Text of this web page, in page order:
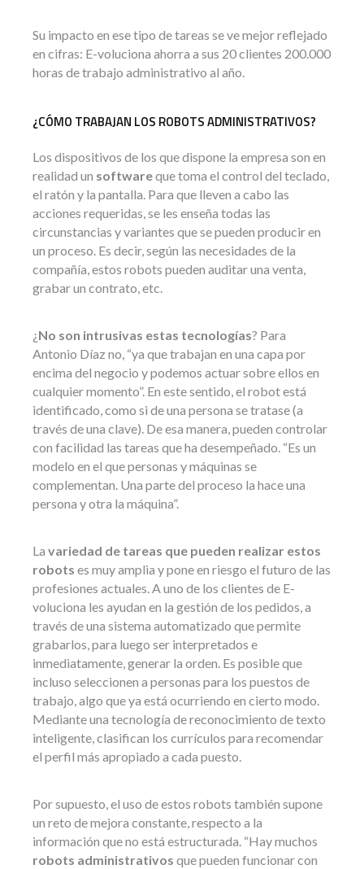
Su impacto en ese tipo de tareas se ve mejor reflejado
en cifras: E-voluciona ahorra a sus 20 clientes 200.000
horas de trabajo administrativo al año.
¿CÓMO TRABAJAN LOS ROBOTS ADMINISTRATIVOS?
Los dispositivos de los que dispone la empresa son en
realidad un softwareque toma el control del teclado,
el ratón y la pantalla. Para que lleven a cabo las
acciones requeridas, se les enseña todas las
circunstancias y variantes que se pueden producir en
un proceso. Es decir, según las necesidades de la
compañía, estos robots pueden auditar una venta,
grabar un contrato, etc.
¿No son intrusivas estas tecnologías? Para
Antonio Díaz no, “ya que trabajan en una capa por
encima del negocio y podemos actuar sobre ellos en
cualquier momento”. En este sentido, el robot está
identificado, como si de una persona se tratase (a
través de una clave). De esa manera, pueden controlar
con facilidad las tareas que ha desempeñado. “Es un
modelo en el que personas y máquinas se
complementan. Una parte del proceso la hace una
persona y otra la máquina”.
La variedad de tareas que pueden realizar estos
robots es muy amplia y pone en riesgo el futuro de las
profesiones actuales. A uno de los clientes de E-
voluciona les ayudan en la gestión de los pedidos, a
través de una sistema automatizado que permite
grabarlos, para luego ser interpretados e
inmediatamente, generar la orden. Es posible que
incluso seleccionen a personas para los puestos de
trabajo, algo que ya está ocurriendo en cierto modo.
Mediante una tecnología de reconocimiento de texto
inteligente, clasifican los currículos para recomendar
el perfil más apropiado a cada puesto.
Por supuesto, el uso de estos robots también supone
un reto de mejora constante, respecto a la
información que no está estructurada. “Hay muchos
robots administrativos que pueden funcionar con